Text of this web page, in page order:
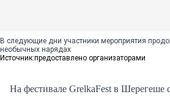
В следующие дни участники мероприятия
необычных нарядах
Источник:предоставлено организаторами
На фестивале GrelkaFest в Шерегеше